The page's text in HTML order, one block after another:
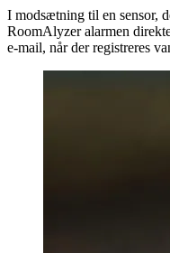
I modsætning til en sensor,
RoomAlyzer alarmen
e-mail, når der registreres